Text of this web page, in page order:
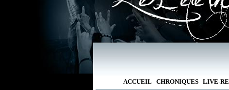
ACCUEIL CHRONIQUES LIVE-